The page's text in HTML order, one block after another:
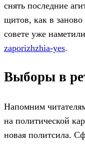
снять последние
щитов, как в
совете уже
zaporizhzhia-yes.
Выборы в
Напомним
на политической
новая политсила.